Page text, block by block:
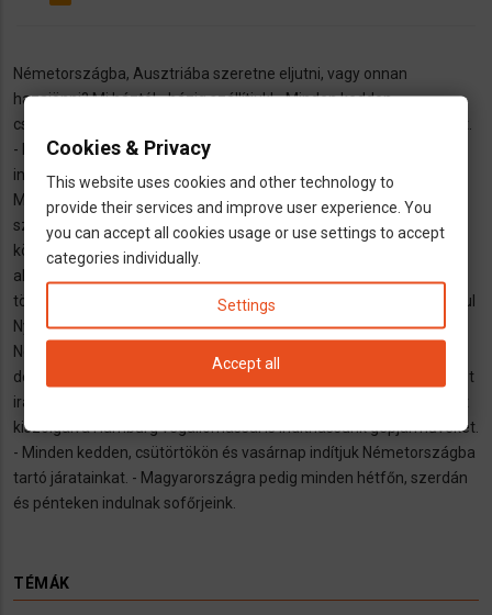
Németországba, Ausztriába szeretne eljutni, vagy onnan
hazajönni? Mi háztól - házig szállítjuk! - Minden kedden,
csütörtökön és vasárnap indítjuk Németországba tartó járatainkat.
- Magyarországra pedig minden hétfőn, szerdán és pénteken
indulnak sofőrjeink. Magyarországon dél-, közép és kelet
Magyarország bármely településére elvisszük. Jó utas
szervezésünknek és a több, mint 3 éves szakmai múltunknak
köszönhetően! Hívjon minket, vagy írjon bizalommal. Fő profilunk
alapján háztól-házig történő személyszállítást vállalunk. Hetente
több alkalommal indítunk járatokat. Fő útvonalak Debrecenből indul
Nyíregyházára, Miskolc, Budapest útvonalon át Ausztriába, majd
Németországba. Dolgozunk új útvonalak felderítésén, melyek
délről indulnának, Békéscsaba, Szeged indulási helyekről Budapest
irányába. Következő célkitűzésünk, hogy egyre növekvő igényeket
kiszolgálva Hamburg végállomással is indíthassunk gépjárműveket.
- Minden kedden, csütörtökön és vasárnap indítjuk Németországba
tartó járatainkat. - Magyarországra pedig minden hétfőn, szerdán
és pénteken indulnak sofőrjeink.
TÉMÁK
Cookies & Privacy
This website uses cookies and other technology to
provide their services and improve user experience. You
you can accept all cookies usage or use settings to accept
categories individually.
Settings
Accept all